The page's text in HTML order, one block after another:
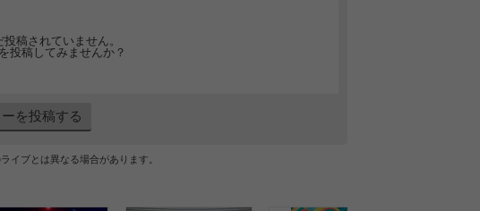
稿されていません。
投稿してみませんか？
を投稿する
イブとは異なる場合があります。